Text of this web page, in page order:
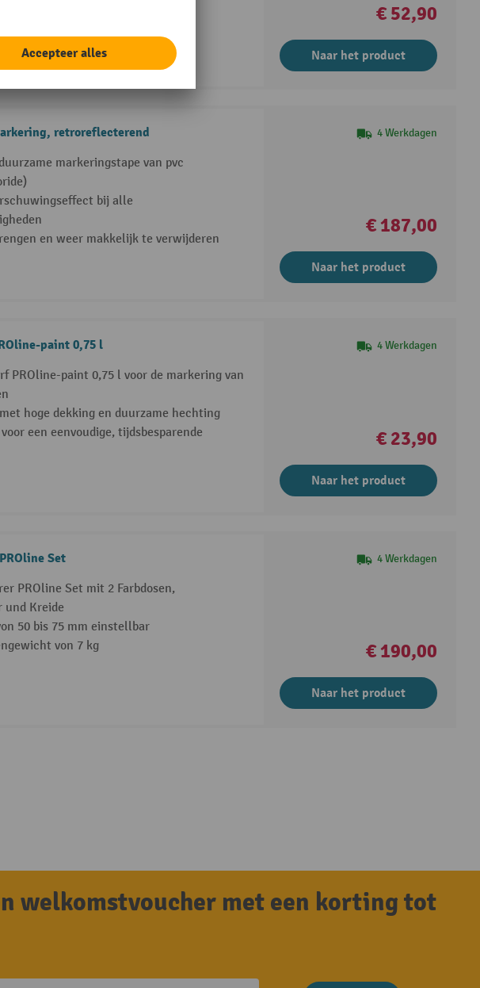
€ 52,90
Naar het product
retroreflecterend
markeringstape van pvc
bij alle
en weer makkelijk te verwijderen
4 Werkdagen
€ 187,00
Naar het product
paint 0,75 l
PROline-paint 0,75 l voor de markering van
hoge dekking en duurzame hechting
een eenvoudige, tijdsbesparende
4 Werkdagen
€ 23,90
Naar het product
Set
PROline Set mit 2 Farbdosen,
und Kreide
50 bis 75 mm einstellbar
von 7 kg
4 Werkdagen
€ 190,00
Naar het product
welkomstvoucher met een korting tot